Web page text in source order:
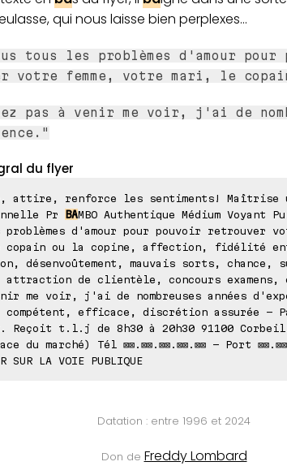
qui nous laisse bien perplexes...
tous les problèmes d'amour pour
votre femme, votre mari, le
pas à venir me voir, j'ai de
du flyer
attire, renforce les sentiments! Maîtrise
Pr
BAMBO Authentique Médium Voyant
d'amour pour pouvoir retrouver
copain ou la copine, affection, fidélité
désenvoûtement, mauvais sorts, chance,
attraction de clientèle, concours
me voir, j'ai de nombreuses années
compétent, efficace, discrétion assurée -
Reçoit t.l.j de 8h30 à 20h30 91100 Corbeil
du marché) Tél ⊠⊠.⊠⊠.⊠⊠.⊠⊠.⊠⊠ - Port
SUR LA VOIE PUBLIQUE
Datation : entre 1996 et 2024
Don de Freddy Lombard